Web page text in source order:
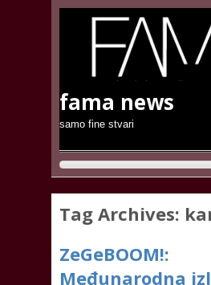
fama news
samo fine stvari
Tag Archives:
ZeGeBOOM!:
Međunarodna